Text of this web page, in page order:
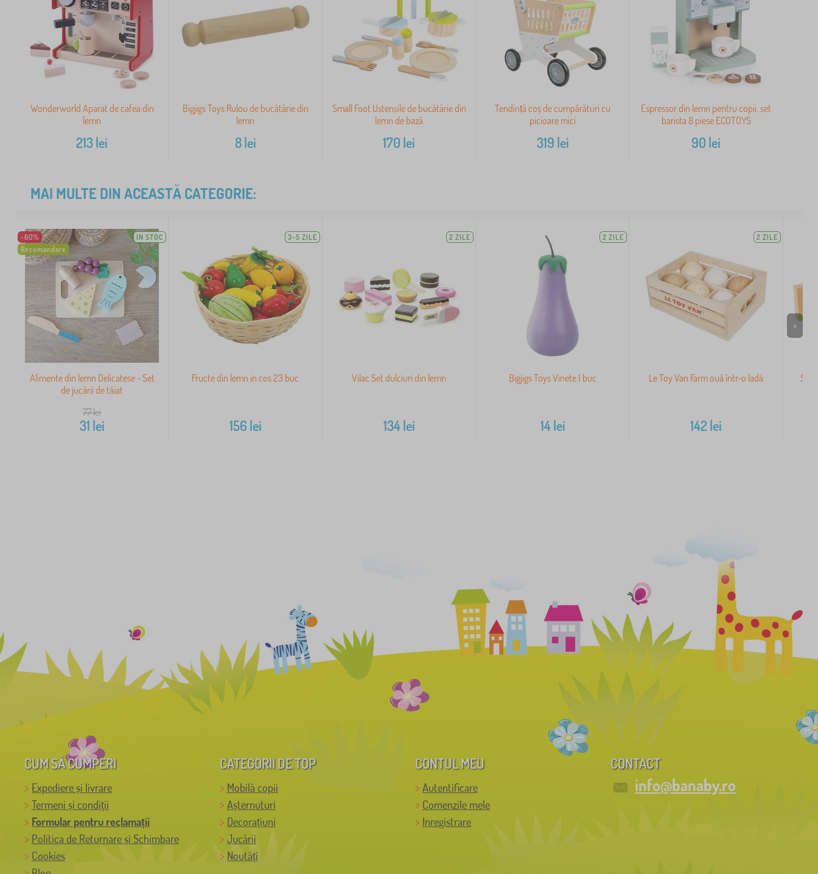
Wonderworld Aparat de cafea din
lemn
213lei
Bigjigs Toys Rulou de bucătărie din
lemn
8lei
Small Foot Ustensile de bucătărie din
lemn de bază
170 lei
Tendință coș de cumpărături cu
picioare mici
319 lei
Espressor din lemn pentru copii, set
barista 8 piese ECOTOYS
90 lei
MAI MULTE DIN ACEASTĂ CATEGORIE:
-60%
Recomandare
IN STOC
Alimente din lemn Delicatese - Set
de jucării de tăiat
77lei
31 lei
3-5 ZILE
Fructe din lemn in cos 23 buc
156 lei
2 ZILE
Vilac Set dulciuri din lemn
134lei
2 ZILE
Bigjigs Toys Vinete 1 buc
14lei
2 ZILE
Le Toy Van Farm ouă într-o ladă
142 lei
>
CUM SĂ CUMPERI
Expediere și livrare
Termeni și condiții
Formular pentru reclamații
Politica de Returnare și Schimbare
Cookies
CATEGORII DE TOP
Mobilă copii
Așternuturi
Decorațiuni
Jucării
Noutăți
CONTUL MEU
Autentificare
Comenzile mele
Inregistrare
CONTACT
info@banaby.ro